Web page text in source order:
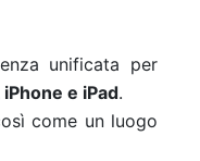
unificata per
e iPad.
come un luogo